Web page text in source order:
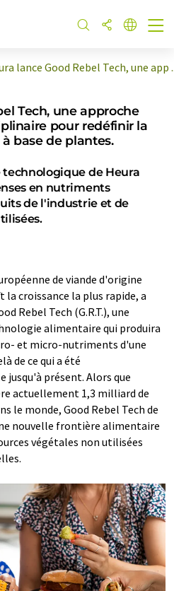
lance Good Rebel Tech, une app
Tech, une approche
pour redéfinir la
base de plantes.
de Heura
en nutriments
de l'industrie et de
de viande d'origine
la croissance la plus rapide, a
Rebel Tech (G.R.T.), une
alimentaire qui produira
et micro-nutriments d'une
de ce qui a été
présent. Alors que
actuellement 1,3 milliard de
le monde, Good Rebel Tech de
nouvelle frontière alimentaire
végétales non utilisées